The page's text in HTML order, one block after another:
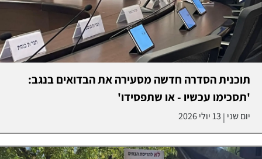
תוכנית הסדרה חדשה מסעירה את הבדואים בנגב:
'תסכימו עכשיו - או שתפסידו'
יום שני | 13 יולי 2026